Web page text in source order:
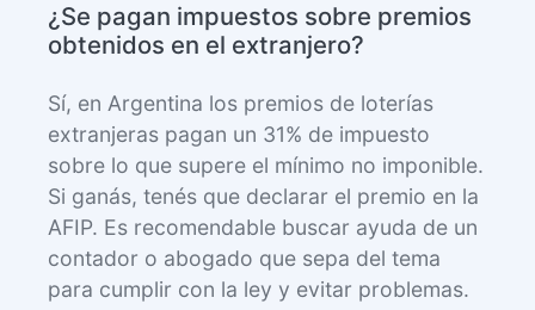
¿Se pagan impuestos sobre premios
obtenidos en el extranjero?
Sí, en Argentina los premios de loterías
extranjeras pagan un 31% de impuesto
sobre lo que supere el mínimo no imponible.
Si ganás, tenés que declarar el premio en la
AFIP. Es recomendable buscar ayuda de un
contador o abogado que sepa del tema
para cumplir con la ley y evitar problemas.